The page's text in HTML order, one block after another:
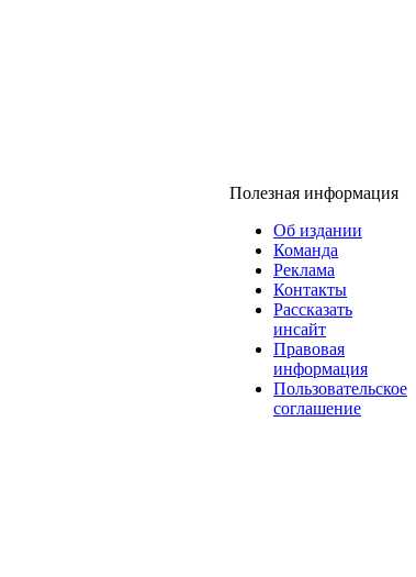
Полезная информация
Об издании
Команда
Реклама
Контакты
Рассказать
инсайт
Правовая
информация
Пользовательское
соглашение